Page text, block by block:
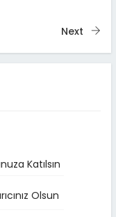
Next
Katılsın
Olsun